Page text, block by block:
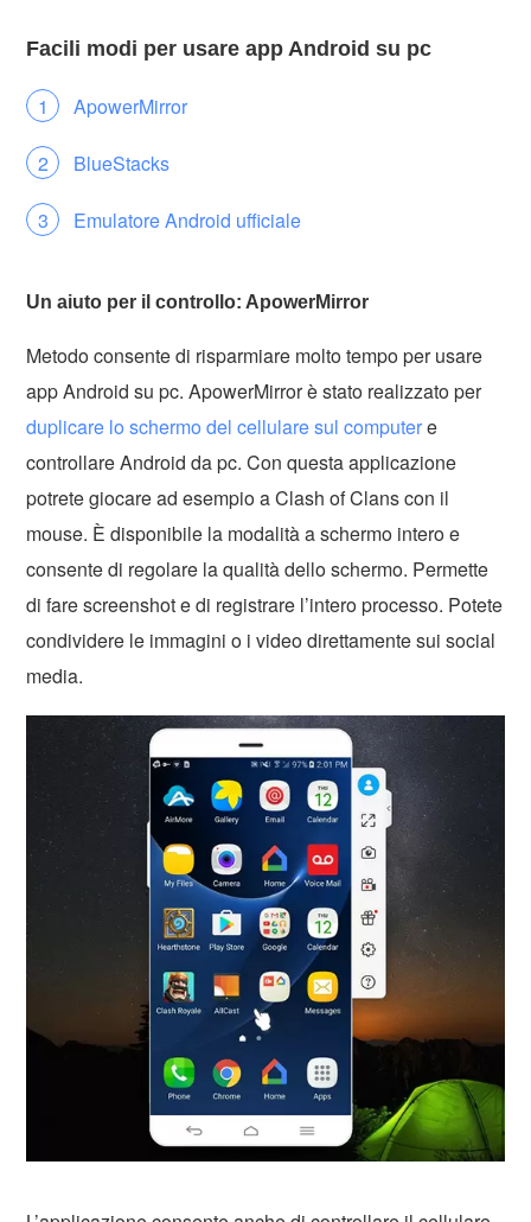
Facili modi per usare app Android su pc
ApowerMirror
BlueStacks
Emulatore Android ufficiale
Un aiuto per il controllo: ApowerMirror
Metodo consente di risparmiare molto tempo per usare
app Android su pc. ApowerMirror è stato realizzato per
duplicare lo schermo del cellulare sul computere
controllare Android da pc. Con questa applicazione
potrete giocare ad esempio a Clash of Clans con il
mouse. È disponibile la modalità a schermo intero e
consente di regolare la qualità dello schermo. Permette
di fare screenshot e di registrare l’intero processo. Potete
condividere le immagini o i video direttamente sui social
media.